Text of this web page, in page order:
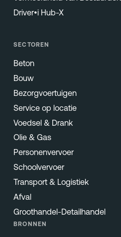
Driver•i Hub-X
SECTOREN
Beton
Bouw
Bezorgvoertuigen
Service op locatie
Voedsel & Drank
Olie & Gas
Personenvervoer
Schoolvervoer
Transport & Logistiek
Afval
Groothandel-Detailhandel
BRONNEN